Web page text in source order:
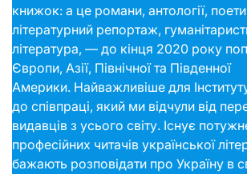
книжок: а це романи, антології,
літературний репортаж,
література, — до кінця 2020 року
Європи, Азії, Північної та Південної
Америки. Найважливіше для
до співпраці, який ми відчули від
видавців з усього світу. Існує
професійних читачів української
бажають розповідати про Україну в